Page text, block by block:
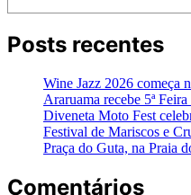
Posts recentes
Wine Jazz 2026 começa
Araruama recebe 5ª
Diveneta Moto Fest
Festival de Mariscos e
Praça do Guta, na Praia
Comentários